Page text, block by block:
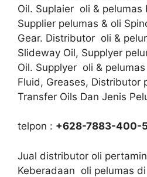
Oil. Suplaier oli & pelumas
Supplier pelumas & oli
Gear. Distributor oli &
Slideway Oil, Supplyer
Oil. Supplyer oli &
Fluid, Greases, Distributor
Transfer Oils Dan Jenis
telpon : +628-7883-400-
Jual distributor oli
Keberadaan oli pelumas di